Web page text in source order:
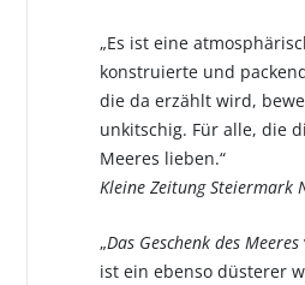
„Es ist eine
konstruierte und
die da erzählt wird,
unkitschig. Für alle, die
Meeres lieben.“
Kleine Zeitung Steiermark
„Das Geschenk des Meeres
ist ein ebenso düsterer